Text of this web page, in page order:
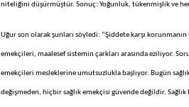
niteliğini düşürmüştür. Sonuç: Yoğunluk, tükenmişlik ve her
Uğur son olarak şunları söyledi: “Şiddete karşı
emekçileri, maalesef sistemin çarkları arasında eziliyor.
emekçileri mesleklerine umutsuzlukla başlıyor. Bugün
değişmeden, hiçbir sağlık emekçisi güvende değildir. Sağlık